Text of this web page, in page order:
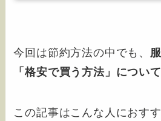
今回は節約方法の中でも、
「格安で買う方法」について
この記事はこんな人におす